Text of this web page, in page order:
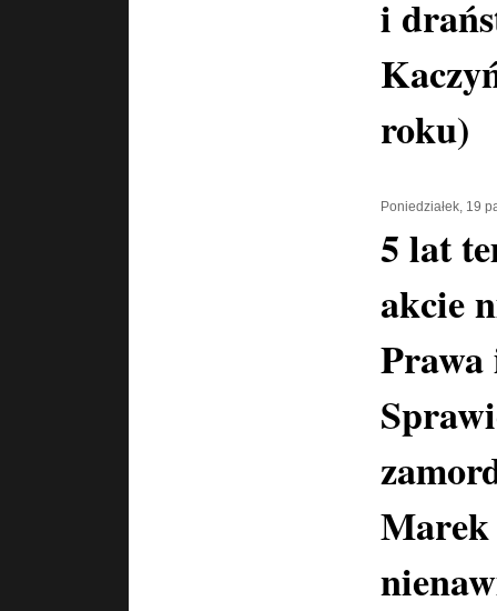
i
roku)
Poniedziałek, 19
5 lat
akcie
Prawa
Marek